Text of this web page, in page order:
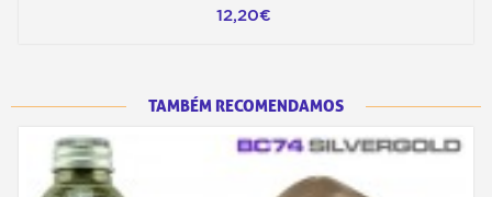
12,20€
TAMBÉM RECOMENDAMOS